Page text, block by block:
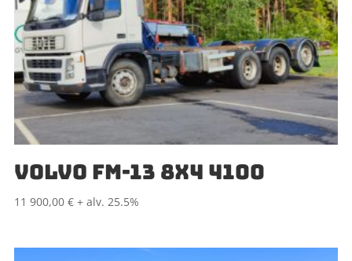
VOLVO FM-13 8X4 4100
11 900,00 € + alv. 25.5%